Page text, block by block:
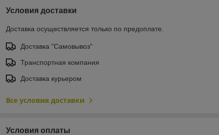
Условия доставки
Доставка осуществляется только по предоплате.
Доставка "Самовывоз"
Транспортная компания
Доставка курьером
Все условия доставки
Условия оплаты